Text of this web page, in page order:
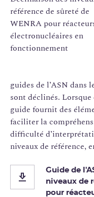
guides de l’ASN dans
sont déclinés.
guide fournit des
faciliter la
difficulté
niveaux de référence,
Guide de
niveaux de
pour